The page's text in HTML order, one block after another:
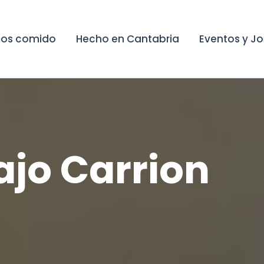
comido Hecho en Cantabria Eventos y
Carrion